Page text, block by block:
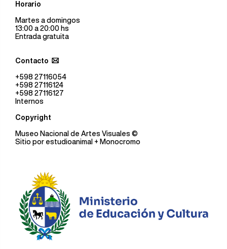
Horario
Martes a domingos
13:00 a 20:00 hs
Entrada gratuita
Contacto
+598 27116054
+598 27116124
+598 27116127
Internos
Copyright
Museo Nacional de Artes Visuales ©
Sitio por estudioanimal + Monocromo